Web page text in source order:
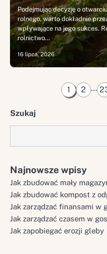
Podejmując decyzję o
rolnego, warto dokładnie
wpływające na jego sukces.
rolnictwo…
16 lipca, 2026
1 2 …
Szukaj
Najnowsze wpisy
Jak zbudować mały
Jak zbudować kompost z
Jak zarządzać finansami w
Jak zarządzać czasem w
Jak zapobiegać erozji gleby